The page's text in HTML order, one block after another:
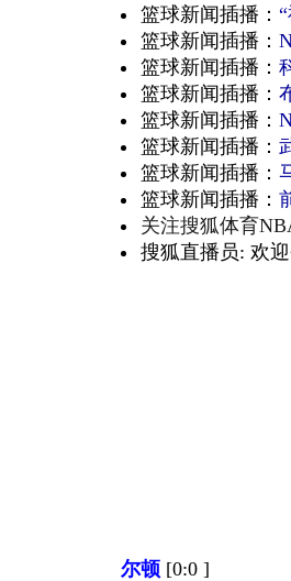
篮球新闻插播：
篮球新闻插播：
篮球新闻插播：
篮球新闻插播：
篮球新闻插播：
篮球新闻插播：
篮球新闻插播：
篮球新闻插播：
关注搜狐体育
搜狐直播员: 欢
尔顿 [0:0 ]